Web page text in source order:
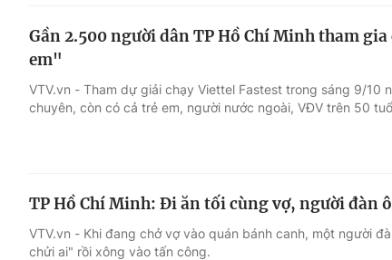
Gần 2.500 người dân TP Hồ Chí Minh tham
em"
VTV.vn - Tham dự giải chạy Viettel Fastest trong sáng 9/10
chuyên, còn có cả trẻ em, người nước ngoài, VĐV trên 50
TP Hồ Chí Minh: Đi ăn tối cùng vợ, người đàn
VTV.vn - Khi đang chở vợ vào quán bánh canh, một người
chửi ai" rồi xông vào tấn công.